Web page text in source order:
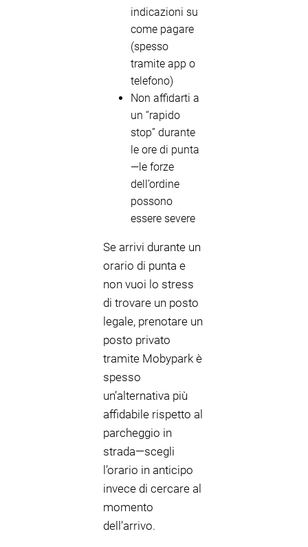
indicazioni su
come pagare
(spesso
tramite app o
telefono)
Non affidarti a
un “rapido
stop” durante
le ore di punta
—le forze
dell’ordine
possono
essere severe
Se arrivi durante un
orario di punta e
non vuoi lo stress
di trovare un posto
legale, prenotare un
posto privato
tramite Mobypark è
spesso
un’alternativa più
affidabile rispetto al
parcheggio in
strada—scegli
l’orario in anticipo
invece di cercare al
momento
dell’arrivo.